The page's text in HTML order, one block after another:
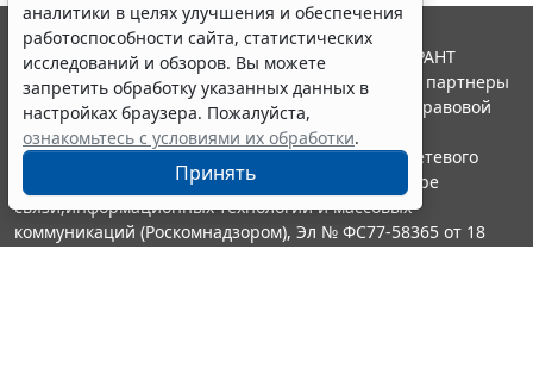
аналитики в целях улучшения и обеспечения
работоспособности сайта, статистических
исследований и обзоров. Вы можете
запретить обработку указанных данных в
настройках браузера. Пожалуйста,
ознакомьтесь с условиями их обработки.
Принять
© ООО "НПП "ГАРАНТ-СЕРВИС", 2026. Система ГАРАНТ
выпускается с 1990 года. Компания "Гарант" и ее партнеры
являются участниками Российской ассоциации правовой
информации ГАРАНТ.
Портал ГАРАНТ.РУ зарегистрирован в качестве сетевого
издания Федеральной службой по надзору в сфере
связи,информационных технологий и массовых
коммуникаций (Роскомнадзором), Эл № ФС77-58365 от 18